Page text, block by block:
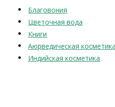
Благовония
Цветочная вода
Книги
Аюрведическая косметика
Индийская косметика